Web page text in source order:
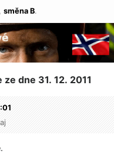
směna B.
dne 31. 12. 2011